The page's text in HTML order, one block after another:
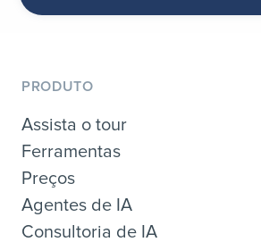
PRODUTO
Assista o tour
Ferramentas
Preços
Agentes de IA
Consultoria de IA